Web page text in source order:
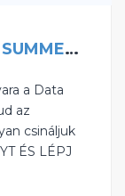
SALESFORCE DATA CLOUD SUMMER ’25
a Data
az
csináljuk
ÉS LÉPJ